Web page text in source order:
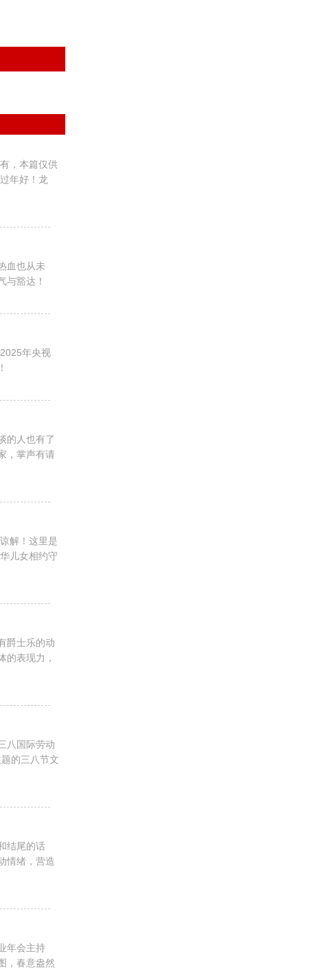
，本篇仅供
年好！龙
血也从未
与豁达！
年央视
的人也有了
，掌声有请
解！这里是
儿女相约守
爵士乐的动
的表现力，
八国际劳动
的三八节文
结尾的话
情绪，营造
年会主持
，春意盎然